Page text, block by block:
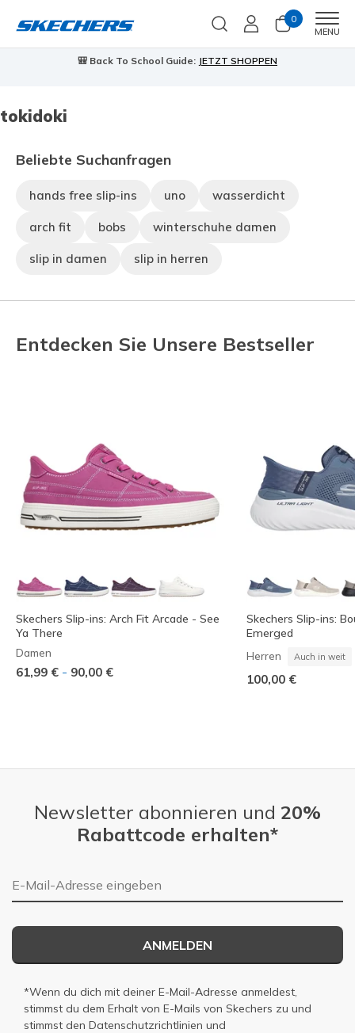
0
MENU
🎒 Back To School Guide: JETZT SHOPPEN
tokidoki
Beliebte Suchanfragen
hands free slip-ins uno wasserdicht
arch fit bobs winterschuhe damen
slip in damen slip in herren
Entdecken Sie Unsere Bestseller
Skechers Slip-ins: Arch Fit Arcade - See
Ya There
Damen
61,99 € - 90,00 €
Skechers Slip-ins:
Emerged
Herren Auch in weit
100,00 €
Newsletter abonnieren und 20%
Rabattcode erhalten*
E-Mail-Adresse
ANMELDEN
*Wenn du dich mit deiner E-Mail-Adresse anmeldest,
stimmst du dem Erhalt von E-Mails von Skechers zu und
stimmst den Datenschutzrichtlinien und